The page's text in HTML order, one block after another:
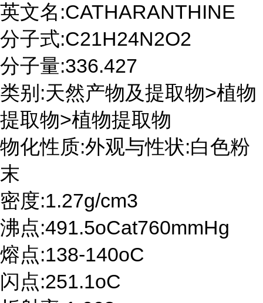
英文名:CATHARANTHINE
分子式:C21H24N2O2
分子量:336.427
类别:天然产物及提取物>植物
提取物>植物提取物
物化性质:外观与性状:白色粉
末
密度:1.27g/cm3
沸点:491.5oCat760mmHg
熔点:138-140oC
闪点:251.1oC